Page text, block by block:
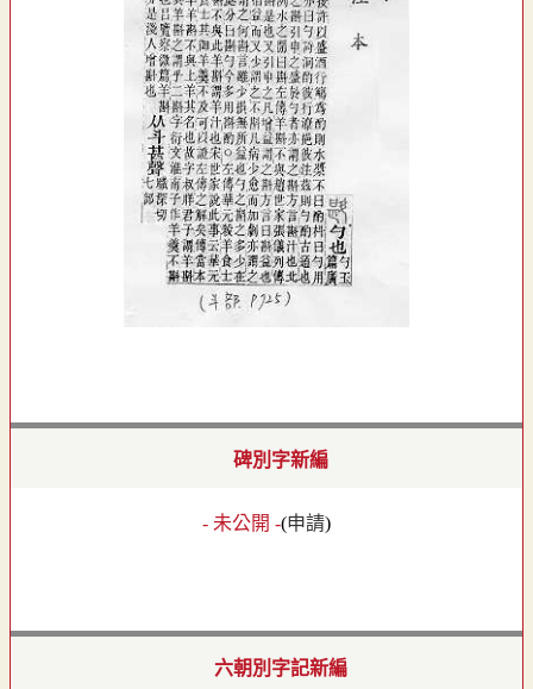
碑別字新編
- 未公開 -(申請)
六朝別字記新編